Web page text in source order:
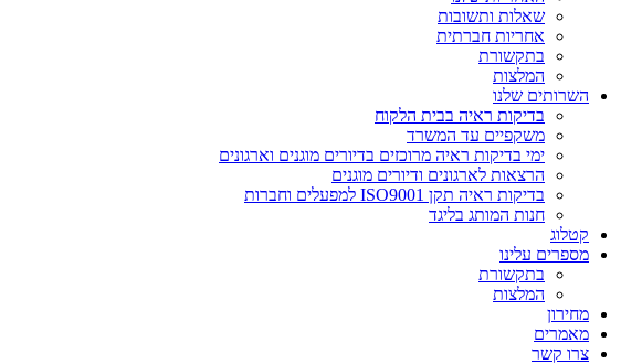
שאלות ותשובות
אחריות חברתית
בתקשורת
המלצות
השרותים שלנו
בדיקות ראיה בבית הלקוח
משקפיים עד המשרד
ימי בדיקות ראיה מרוכזים בדיורים מוגנים וארגונים
הרצאות לארגונים ודיורים מוגנים
בדיקות ראיה תקן ISO9001 למפעלים וחברות
חנות המותג בליגד
קטלוג
מספרים עלינו
בתקשורת
המלצות
מחירון
מאמרים
צרו קשר